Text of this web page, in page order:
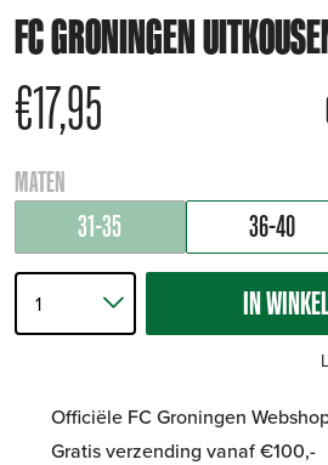
FC GRONINGEN
€17,95
MATEN
31-35 36-40
IN
Officiële FC Groningen
Gratis verzending vanaf €100,-